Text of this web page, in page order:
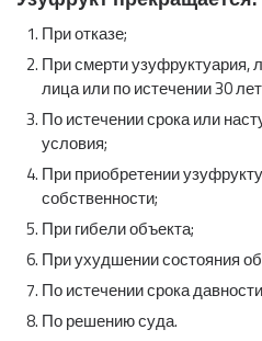
При отказе;
При смерти узуфруктуария,
лица или по истечении 30
По истечении срока или
условия;
При приобретении
собственности;
При гибели объекта;
При ухудшении состояния
По истечении срока
По решению суда.